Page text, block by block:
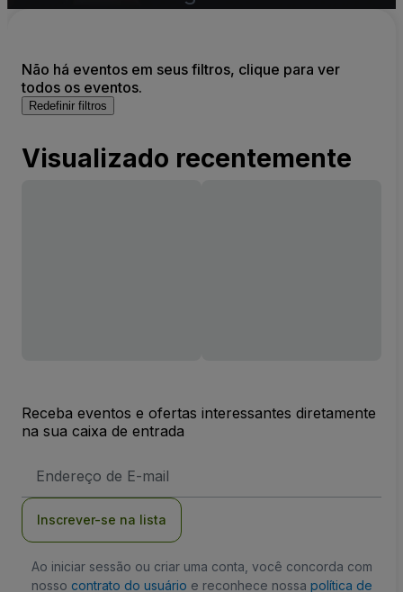
Não há eventos em seus filtros, clique para ver
todos os eventos.
Redefinir filtros
Visualizado recentemente
Receba eventos e ofertas interessantes diretamente
na sua caixa de entrada
de
Inscrever-se na lista
Ao iniciar sessão ou criar uma conta, você concorda com
nosso contrato do usuário e reconhece nossa política de